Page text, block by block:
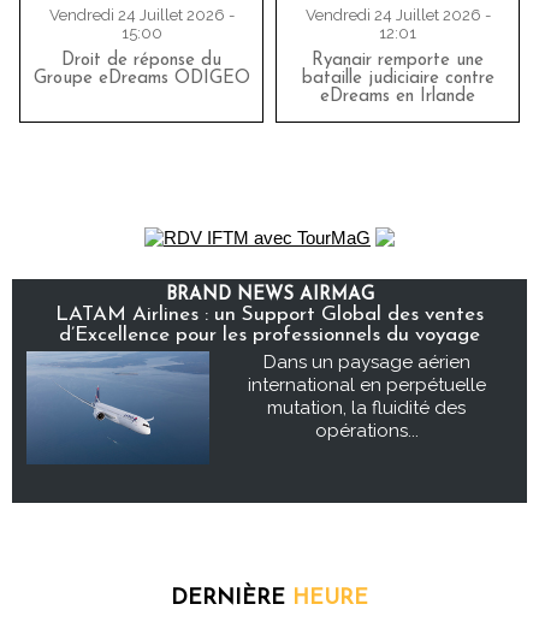
Vendredi 24 Juillet 2026 -
15:00
Droit de réponse du
Groupe eDreams ODIGEO
Vendredi 24 Juillet 2026 -
12:01
Ryanair remporte une
bataille judiciaire contre
eDreams en Irlande
BRAND NEWS AIRMAG
LATAM Airlines : un Support Global des ventes
d’Excellence pour les professionnels du voyage
Dans un paysage aérien
international en perpétuelle
mutation, la fluidité des
opérations...
DERNIÈRE HEURE